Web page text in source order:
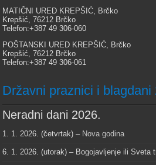
MATIČNI URED KREPŠIĆ, Brčko
Krepšić, 76212 Brčko
Telefon:+387 49 306-060
POŠTANSKI URED KREPŠIĆ, Brčko
Krepšić, 76212 Brčko
Telefon:+387 49 306-061
Državni praznici i blagdani
Neradni dani 2026.
1. 1. 2026. (četvrtak) – Nova godina
6. 1. 2026. (utorak) – Bogojavljenje ili Sveta